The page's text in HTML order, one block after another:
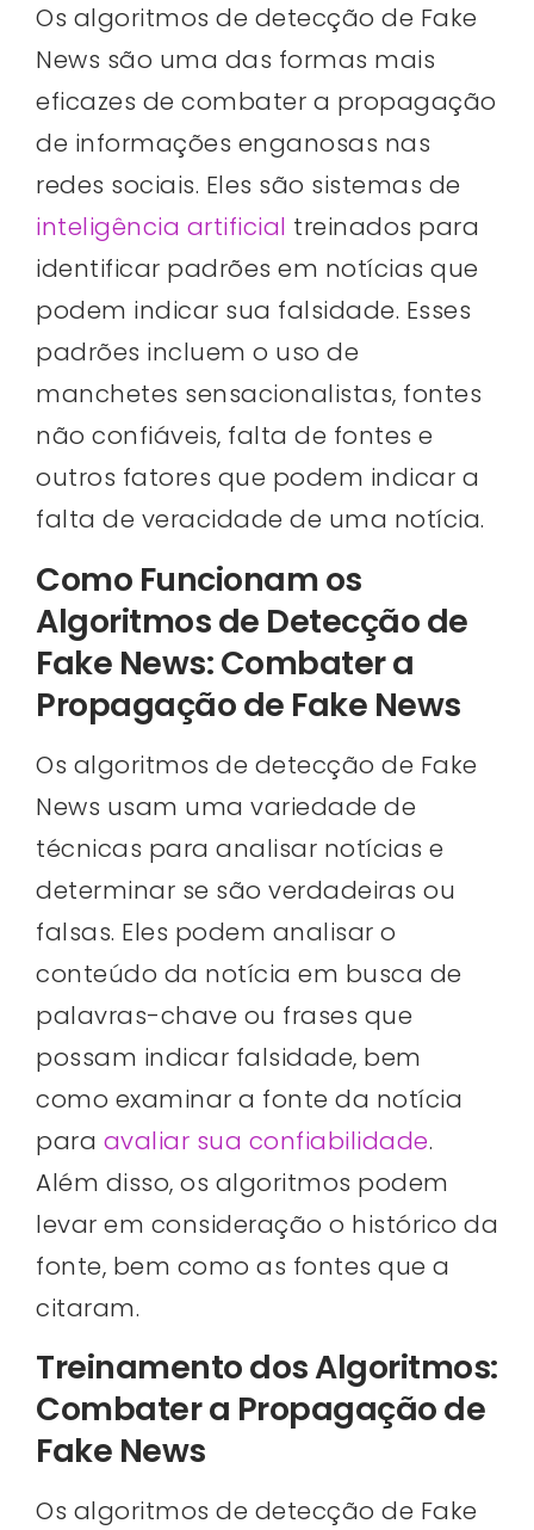
Os algoritmos de detecção de Fake
News são uma das formas mais
eficazes de combater a propagação
de informações enganosas nas
redes sociais. Eles são sistemas de
inteligência artificial treinados para
identificar padrões em notícias que
podem indicar sua falsidade. Esses
padrões incluem o uso de
manchetes sensacionalistas, fontes
não confiáveis, falta de fontes e
outros fatores que podem indicar a
falta de veracidade de uma notícia.
Como Funcionam os
Algoritmos de Detecção de
Fake News: Combater a
Propagação de Fake News
Os algoritmos de detecção de Fake
News usam uma variedade de
técnicas para analisar notícias e
determinar se são verdadeiras ou
falsas. Eles podem analisar o
conteúdo da notícia em busca de
palavras-chave ou frases que
possam indicar falsidade, bem
como examinar a fonte da notícia
para avaliar sua confiabilidade.
Além disso, os algoritmos podem
levar em consideração o histórico da
fonte, bem como as fontes que a
citaram.
Treinamento dos Algoritmos:
Combater a Propagação de
Fake News
Os algoritmos de detecção de Fake